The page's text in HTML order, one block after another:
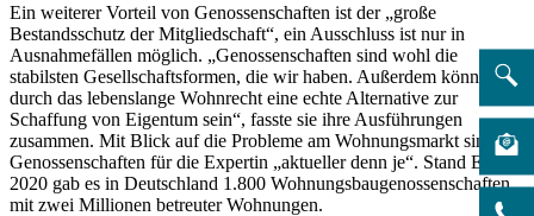
Ein weiterer Vorteil von Genossenschaften ist der „große
Bestandsschutz der Mitgliedschaft“, ein Ausschluss ist nur in
Ausnahmefällen möglich. „Genossenschaften sind wohl die
stabilsten Gesellschaftsformen, die wir haben. Außerdem können sie
durch das lebenslange Wohnrecht eine echte Alternative zur
Schaffung von Eigentum sein“, fasste sie ihre Ausführungen
zusammen. Mit Blick auf die Probleme am Wohnungsmarkt sind
Genossenschaften für die Expertin „aktueller denn je“. Stand Ende
2020 gab es in Deutschland 1.800 Wohnungsbaugenossenschaften
mit zwei Millionen betreuter Wohnungen.